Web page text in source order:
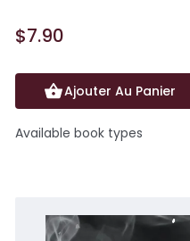
$7.90
Ajouter Au Panier
Available book types